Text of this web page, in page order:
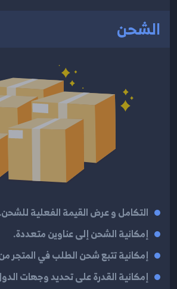
الشحن
التكامل و عرض القيمة الفعلية للشحن.
إمكانية الشحن إلى عناوين متعددة.
إمكانية تتبع شحن الطلب في المتجر
إمكانية القدرة على تحديد وجهات